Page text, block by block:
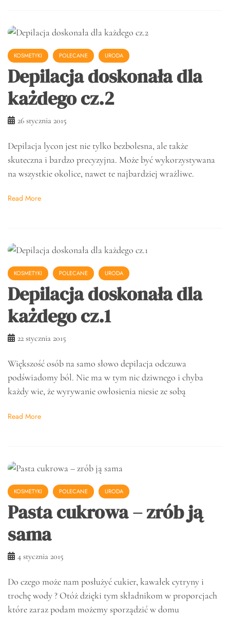
KOSMETYKI POLECANE URODA
Depilacja doskonała dla
każdego cz.2
26 stycznia 2015
Depilacja lycon jest nie tylko bezbolesna, ale także
skuteczna i bardzo precyzyjna. Może być wykorzystywana
na wszystkie okolice, nawet te najbardziej wrażliwe.
Read More
KOSMETYKI POLECANE URODA
Depilacja doskonała dla
każdego cz.1
22 stycznia 2015
Większość osób na samo słowo depilacja odczuwa
podświadomy ból. Nie ma w tym nic dziwnego i chyba
każdy wie, że wyrywanie owłosienia niesie ze sobą
Read More
KOSMETYKI POLECANE URODA
Pasta cukrowa – zrób ją
sama
4 stycznia 2015
Do czego może nam posłużyć cukier, kawałek cytryny i
trochę wody ? Otóż dzięki tym składnikom w proporcjach
które zaraz podam możemy sporządzić w domu